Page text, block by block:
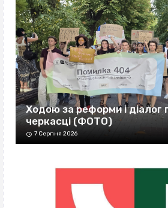
Ходою за реформи і діалог
черкасці (ФОТО)
7 Серпня 2026